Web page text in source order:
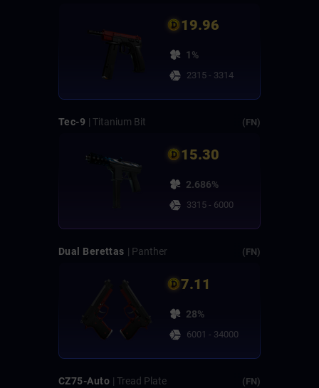
19.96
1%
2315 - 3314
Tec-9 | Titanium Bit (FN)
15.30
2.686%
3315 - 6000
Dual Berettas | Panther (FN)
7.11
28%
6001 - 34000
CZ75-Auto | Tread Plate (FN)